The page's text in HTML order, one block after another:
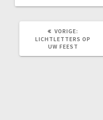
VORIGE:
BERICHT:
LICHTLETTERS OP
UW FEEST